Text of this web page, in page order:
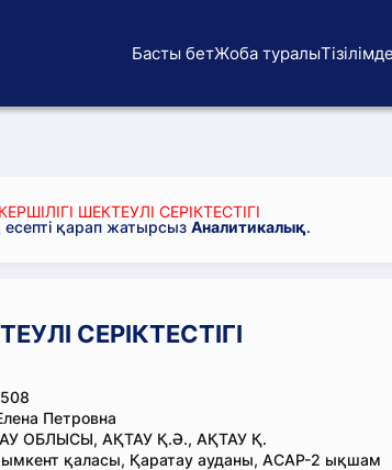
Басты бетЖоба туралы
ШЕКТЕУЛІ СЕРІКТЕСТІГІ
есепті қарап жатырсыз Аналитикалық.
СЕРІКТЕСТІГІ
Петровна
ОБЛЫСЫ, АҚТАУ Қ.Ә., АҚТАУ Қ.
қаласы, Қаратау ауданы, АСАР-2 ықшам